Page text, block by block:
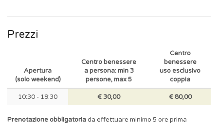
Prezzi
Apertura
(solo weekend)
Centro benessere
a persona: min 3
persone, max 5
Centro
benessere
uso esclusivo
coppia
10:30 - 19:30 € 30,00 € 80,00
Prenotazione obbligatoriada effettuare minimo 5 ore prima